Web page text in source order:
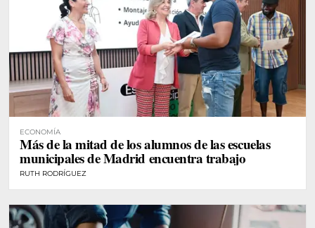
ECONOMÍA
Más de la mitad de los alumnos de las escuelas
municipales de Madrid encuentra trabajo
RUTH RODRÍGUEZ